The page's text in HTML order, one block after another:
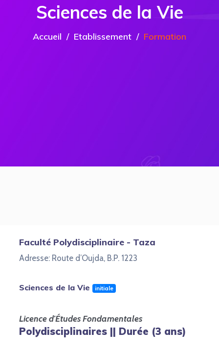
Sciences de la Vie
Accueil Etablissement Formation
Faculté Polydisciplinaire - Taza
Adresse: Route d’Oujda, B.P. 1223
Sciences de la Vie initiale
Licence d'Études Fondamentales
Polydisciplinaires || Durée (3 ans)